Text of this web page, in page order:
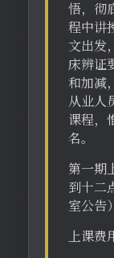
悟，彻
程中讲
文出发
床辨证
和加减
从业人
课程，
名。
第一期
到十二
室公告）
上课